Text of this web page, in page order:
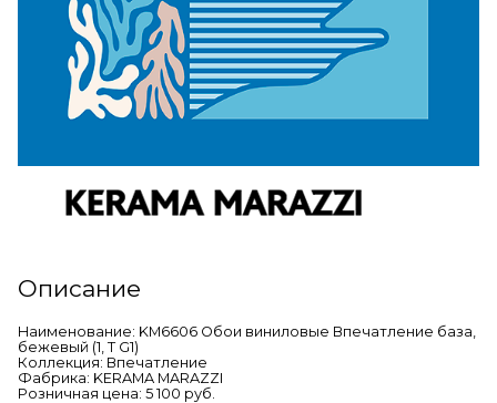
Описание
Наименование: KM6606 Обои виниловые Впечатление база,
бежевый (1, Т G1)
Коллекция: Впечатление
Фабрика: KERAMA MARAZZI
Розничная цена: 5 100 руб.